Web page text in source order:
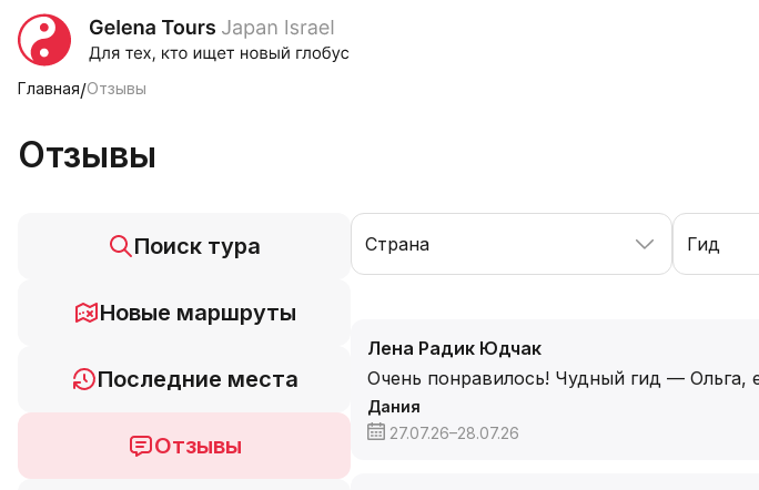
Главная/Отзывы
Отзывы
Поиск тура
Новые маршруты
Последние места
Отзывы
Страна Гид
Лена Радик Юдчак
Очень понравилось! Чудный гид — Ольга,
Дания
27.07.26–28.07.26